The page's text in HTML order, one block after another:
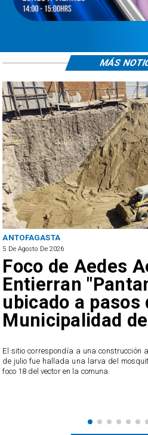
ANTOFAGASTA
5 De Agosto De 2026
Foco de Aedes
Entierran
ubicado a pasos
Municipalidad
El sitio correspondía a una construcción
de julio fue hallada una larva del
foco 18 del vector en la comuna.
MÁS